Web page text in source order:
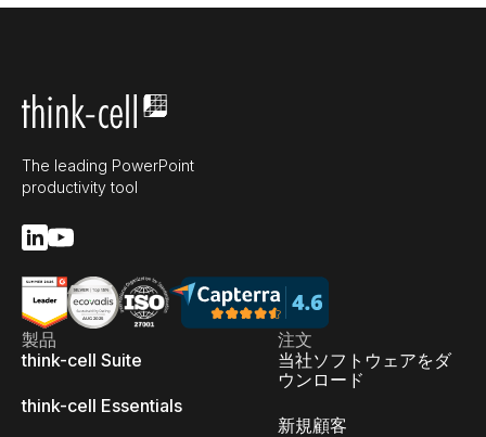
The leading PowerPoint
productivity tool
製品
think-cell Suite
think-cell Essentials
注文
当社ソフトウェアをダ
ウンロード
新規顧客